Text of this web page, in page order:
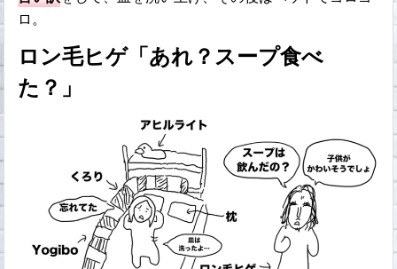
ロ。
ロン毛ヒゲ「あれ？スープ食べ
た？」